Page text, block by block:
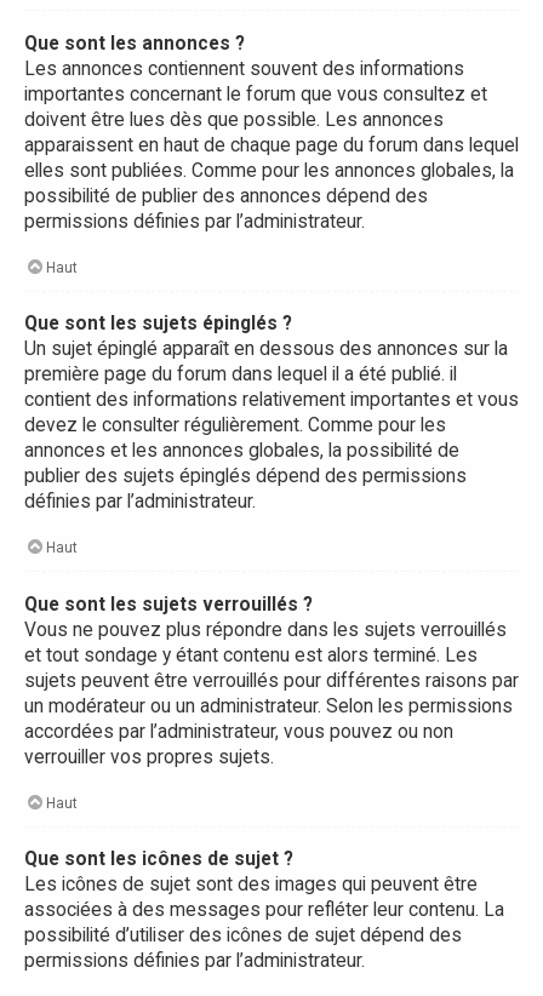
Que sont les annonces ?
Les annonces contiennent souvent des informations
importantes concernant le forum que vous consultez et
doivent être lues dès que possible. Les annonces
apparaissent en haut de chaque page du forum dans lequel
elles sont publiées. Comme pour les annonces globales, la
possibilité de publier des annonces dépend des
permissions définies par l’administrateur.
Haut
Que sont les sujets épinglés ?
Un sujet épinglé apparaît en dessous des annonces sur la
première page du forum dans lequel il a été publié. il
contient des informations relativement importantes et vous
devez le consulter régulièrement. Comme pour les
annonces et les annonces globales, la possibilité de
publier des sujets épinglés dépend des permissions
définies par l’administrateur.
Haut
Que sont les sujets verrouillés ?
Vous ne pouvez plus répondre dans les sujets verrouillés
et tout sondage y étant contenu est alors terminé. Les
sujets peuvent être verrouillés pour différentes raisons par
un modérateur ou un administrateur. Selon les permissions
accordées par l’administrateur, vous pouvez ou non
verrouiller vos propres sujets.
Haut
Que sont les icônes de sujet ?
Les icônes de sujet sont des images qui peuvent être
associées à des messages pour refléter leur contenu. La
possibilité d’utiliser des icônes de sujet dépend des
permissions définies par l’administrateur.